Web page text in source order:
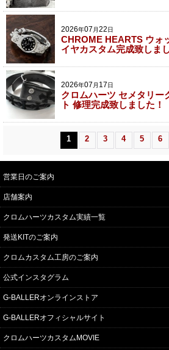
2026年07月 22 日
CHROME HEARTS ウォ
イヤカスタム完成致しま
2026年07月 17 日
クロムハーツ セメタリー
ト 修理完成致しました！
1 2 3 4 5 6
営業日のご案内
店舗案内
クロムハーツカスタム実績一覧
発送KITのご案内
クロムカスタム工房のご案内
公式インスタグラム
G-BALLERオンラインストア
G-BALLERオフィシャルサイト
クロムハーツカスタムMOVIE